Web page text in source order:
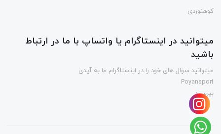
کوهنوردی
میتوانید در اینستاگرام یا واتساپ با ما در ارتباط
باشید
میتوانید سوال های خود را در اینستاگرام ما به آیدی
Poyansport
بپرسید